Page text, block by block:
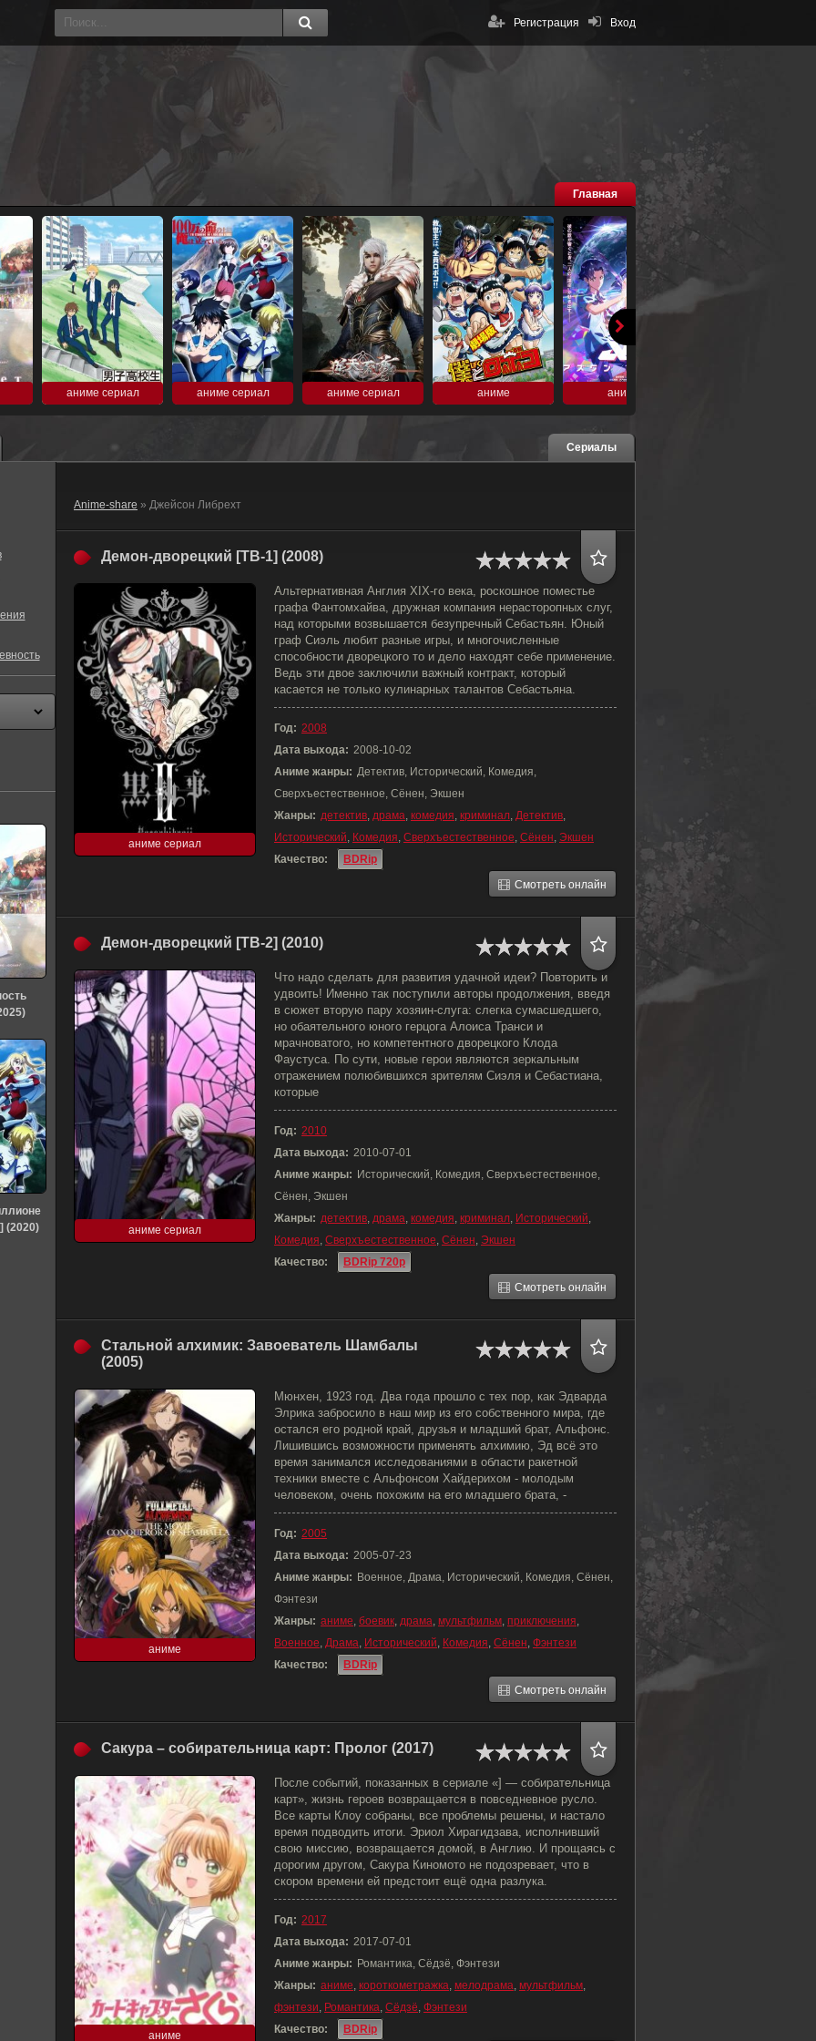
Вход
Регистрация
Главная
аниме сериал аниме сериал аниме сериал аниме аниме
Сериалы
Anime-share » Джейсон Либрехт
Демон-дворецкий [ТВ-1] (2008)
аниме сериал
Альтернативная Англия XIX-го века, роскошное поместье
графа Фантомхайва, дружная компания нерасторопных слуг,
над которыми возвышается безупречный Себастьян. Юный
граф Сиэль любит разные игры, и многочисленные
способности дворецкого то и дело находят себе применение.
Ведь эти двое заключили важный контракт, который
касается не только кулинарных талантов Себастьяна.
Год: 2008
Дата выхода: 2008-10-02
Аниме жанры: Детектив, Исторический, Комедия,
Сверхъестественное, Сёнен, Экшен
Жанры: детектив, драма, комедия, криминал, Детектив,
Исторический, Комедия, Сверхъестественное, Сёнен, Экшен
Качество:
BDRip
Смотреть онлайн
Демон-дворецкий [ТВ-2] (2010)
аниме сериал
Что надо сделать для развития удачной идеи? Повторить и
удвоить! Именно так поступили авторы продолжения, введя
в сюжет вторую пару хозяин-слуга: слегка сумасшедшего,
но обаятельного юного герцога Алоиса Транси и
мрачноватого, но компетентного дворецкого Клода
Фаустуса. По сути, новые герои являются зеркальным
отражением полюбившихся зрителям Сиэля и Себастиана,
которые
Год: 2010
Дата выхода: 2010-07-01
Аниме жанры: Исторический, Комедия, Сверхъестественное,
Сёнен, Экшен
Жанры: детектив, драма, комедия, криминал, Исторический,
Комедия, Сверхъестественное, Сёнен, Экшен
Качество:
BDRip 720p
Смотреть онлайн
Стальной алхимик: Завоеватель Шамбалы
(2005)
аниме
Мюнхен, 1923 год. Два года прошло с тех пор, как Эдварда
Элрика забросило в наш мир из его собственного мира, где
остался его родной край, друзья и младший брат, Альфонс.
Лишившись возможности применять алхимию, Эд всё это
время занимался исследованиями в области ракетной
техники вместе с Альфонсом Хайдерихом - молодым
человеком, очень похожим на его младшего брата, -
Год: 2005
Дата выхода: 2005-07-23
Аниме жанры: Военное, Драма, Исторический, Комедия, Сёнен,
Фэнтези
Жанры: аниме, боевик, драма, мультфильм, приключения,
Военное, Драма, Исторический, Комедия, Сёнен, Фэнтези
Качество:
BDRip
Смотреть онлайн
Сакура – собирательница карт: Пролог (2017)
аниме
После событий, показанных в сериале «] — собирательница
карт», жизнь героев возвращается в повседневное русло.
Все карты Клоу собраны, все проблемы решены, и настало
время подводить итоги. Эриол Хирагидзава, исполнивший
свою миссию, возвращается домой, в Англию. И прощаясь с
дорогим другом, Сакура Киномото не подозревает, что в
скором времени ей предстоит ещё одна разлука.
Год: 2017
Дата выхода: 2017-07-01
Аниме жанры: Романтика, Сёдзё, Фэнтези
Жанры: аниме, короткометражка, мелодрама, мультфильм,
фэнтези, Романтика, Сёдзё, Фэнтези
Качество:
BDRip
(2020)